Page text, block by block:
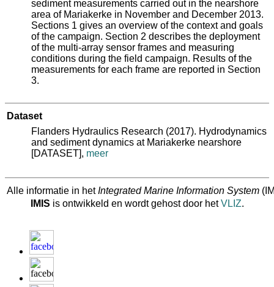
sediment measurements carried out in the nearshore
area of Mariakerke in November and December 2013.
Sections 1 gives an overview of the context and goals
of the campaign. Section 2 describes the deployment
of the multi-array sensor frames and measuring
conditions during the field campaign. Results of the
measurements for each frame are reported in Section
3.
Dataset
Flanders Hydraulics Research (2017). Hydrodynamics
and sediment dynamics at Mariakerke nearshore
[DATASET], meer
Alle informatie in hetIntegrated Marine Information System
IMIS is ontwikkeld en wordt gehost door hetVLIZ.